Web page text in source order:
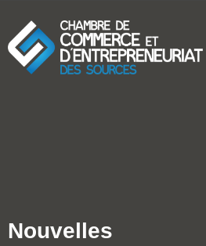
Nouvelles